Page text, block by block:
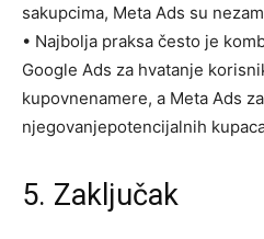
sakupcima, Meta Ads su
• Najbolja praksa često je
Google Ads za hvatanje
kupovnenamere, a Meta Ads
njegovanjepotencijalnih
5. Zaključak